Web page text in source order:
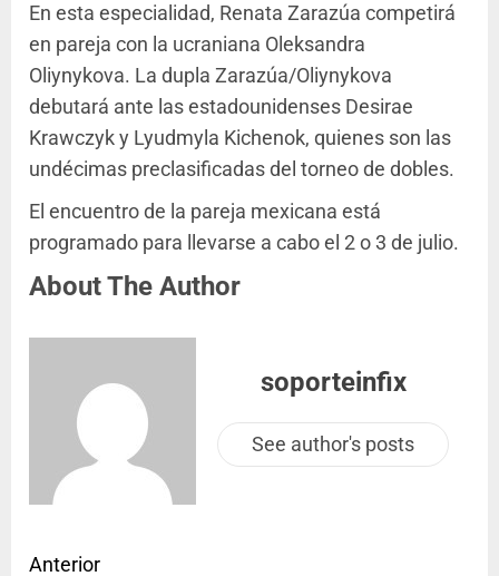
En esta especialidad, Renata Zarazúa competirá
en pareja con la ucraniana Oleksandra
Oliynykova. La dupla Zarazúa/Oliynykova
debutará ante las estadounidenses Desirae
Krawczyk y Lyudmyla Kichenok, quienes son las
undécimas preclasificadas del torneo de dobles.
El encuentro de la pareja mexicana está
programado para llevarse a cabo el 2 o 3 de julio.
About The Author
soporteinfix
See author's posts
Anterior